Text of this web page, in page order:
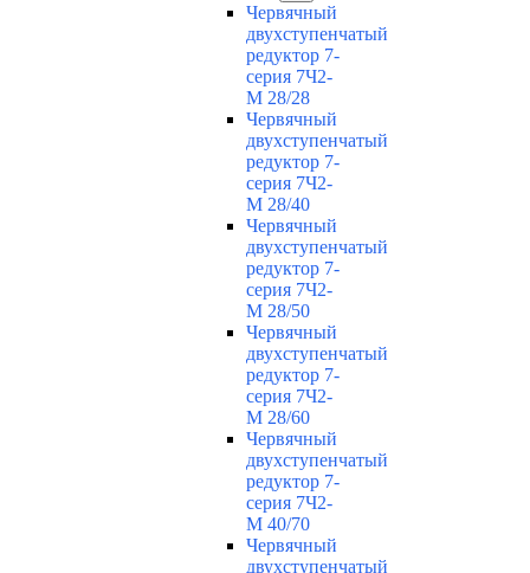
Червячный
двухступенчатый
редуктор 7-
серия 7Ч2-
М 28/28
Червячный
двухступенчатый
редуктор 7-
серия 7Ч2-
М 28/40
Червячный
двухступенчатый
редуктор 7-
серия 7Ч2-
М 28/50
Червячный
двухступенчатый
редуктор 7-
серия 7Ч2-
М 28/60
Червячный
двухступенчатый
редуктор 7-
серия 7Ч2-
М 40/70
Червячный
двухступенчатый